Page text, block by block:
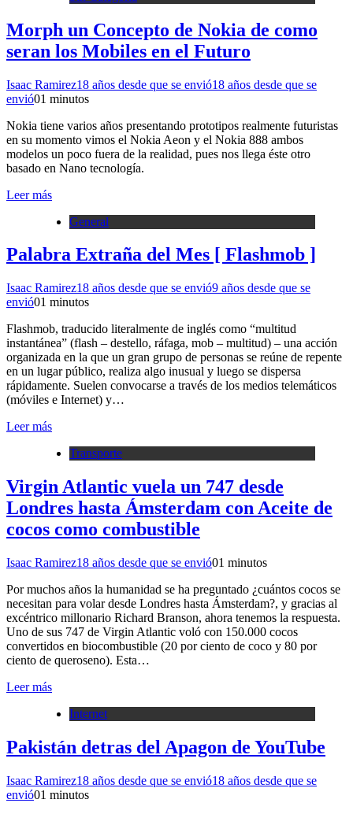
Morph un Concepto de Nokia de como
seran los Mobiles en el Futuro
Isaac Ramirez18 años desde que se envió18 años desde que se
envió01 minutos
Nokia tiene varios años presentando prototipos realmente futuristas
en su momento vimos el Nokia Aeon y el Nokia 888 ambos
modelos un poco fuera de la realidad, pues nos llega éste otro
basado en Nano tecnología.
Leer más
General
Palabra Extraña del Mes [ Flashmob ]
Isaac Ramirez18 años desde que se envió9 años desde que se
envió01 minutos
Flashmob, traducido literalmente de inglés como “multitud
instantánea” (flash – destello, ráfaga, mob – multitud) – una acción
organizada en la que un gran grupo de personas se reúne de repente
en un lugar público, realiza algo inusual y luego se dispersa
rápidamente. Suelen convocarse a través de los medios telemáticos
(móviles e Internet) y…
Leer más
Transporte
Virgin Atlantic vuela un 747 desde
Londres hasta Ámsterdam con Aceite de
cocos como combustible
Isaac Ramirez18 años desde que se envió01 minutos
Por muchos años la humanidad se ha preguntado ¿cuántos cocos se
necesitan para volar desde Londres hasta Ámsterdam?, y gracias al
excéntrico millonario Richard Branson, ahora tenemos la respuesta.
Uno de sus 747 de Virgin Atlantic voló con 150.000 cocos
convertidos en biocombustible (20 por ciento de coco y 80 por
ciento de queroseno). Esta…
Leer más
Internet
Pakistán detras del Apagon de YouTube
Isaac Ramirez18 años desde que se envió18 años desde que se
envió01 minutos